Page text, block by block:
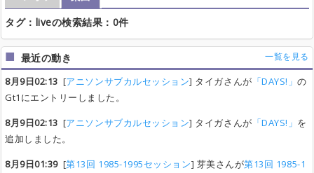
タグ：liveの検索結果：0件
最近の動き 一覧を見る
8月9日02:13 [アニソンサブカルセッション] タイガさんが 「DAYS!」の
Gt1にエントリーしました。
8月9日02:13 [アニソンサブカルセッション] タイガさんが 「DAYS!」 を
追加しました。
8月9日01:39[第13回 1985-1995セッション] 芽美さんが第13回 1985-1